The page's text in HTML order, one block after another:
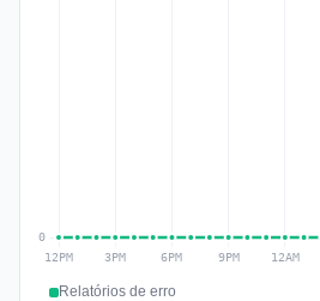
Relatórios de erro